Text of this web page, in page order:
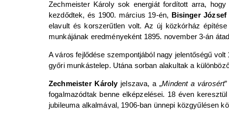
Zechmeister Károly sok energiát fordított arra,
kezdődtek, és 1900. március 19-én, Bisinger József
elavult és korszerűtlen volt. Az új közkórház
munkájának eredményeként 1895. november 3-án
A város fejlődése szempontjából nagy jelentőségű
győri munkástelep. Utána sorban alakultak a
Zechmeister Károlyjelszava, a „Mindent a városért
fogalmazódtak benne elképzelései. 18 éven
jubileuma alkalmával, 1906-ban ünnepi közgyűlésen